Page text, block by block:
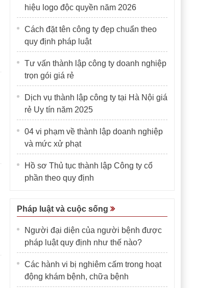
hiệu logo độc quyền năm 2026
Cách đặt tên công ty đẹp chuẩn theo
quy định pháp luật
Tư vấn thành lập công ty doanh nghiệp
trọn gói giá rẻ
Dịch vụ thành lập công ty tại Hà Nội giá
rẻ Uy tín năm 2025
04 vi phạm về thành lập doanh nghiệp
và mức xử phạt
Hồ sơ Thủ tục thành lập Công ty cổ
phần theo quy định
Pháp luật và cuộc sống
Người đại diện của người bệnh được
pháp luật quy định như thế nào?
Các hành vi bị nghiêm cấm trong hoạt
động khám bệnh, chữa bệnh